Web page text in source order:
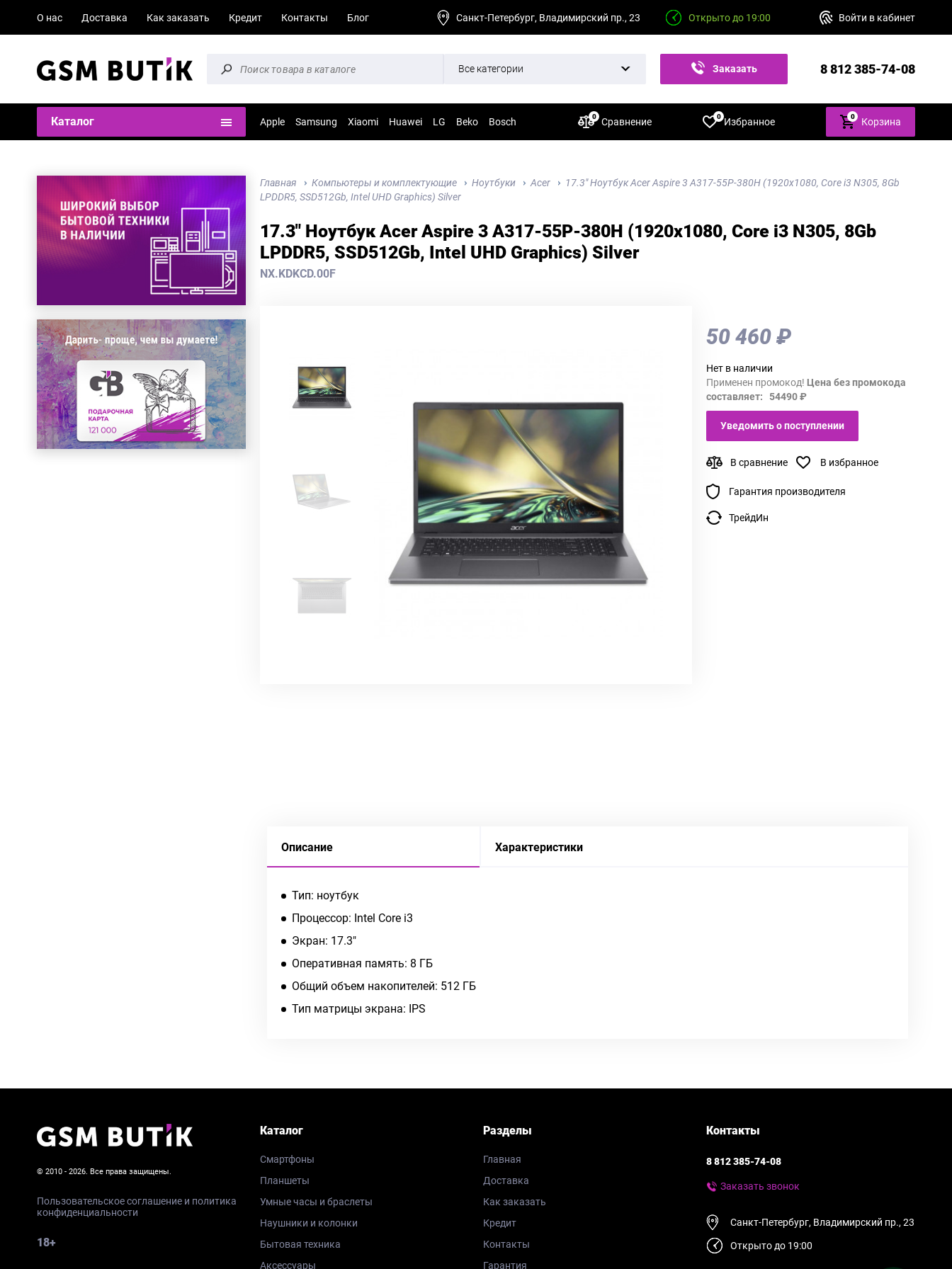
О нас Доставка Как заказать Кредит Контакты Блог Санкт-Петербург, Владимирский пр., 23 Открыто до 19:00 Войти в кабинет
Все категории Заказать 8 812 385-74-08
Каталог Apple Samsung Xiaomi Huawei LG Beko Bosch Сравнение
0 Избранное
0 0 Корзина
Главная Компьютеры и комплектующие Ноутбуки Acer
17.3" Ноутбук Acer Aspire 3 A317-55P-380H (1920х1080, Core i3 N305, 8Gb
LPDDR5, SSD512Gb, Intel UHD Graphics) Silver
17.3" Ноутбук Acer Aspire 3 A317-55P-380H (1920х1080, Core i3 N305, 8Gb
LPDDR5, SSD512Gb, Intel UHD Graphics) Silver
NX.KDKCD.00F
50 460 ₽
Нет в наличии
Применен промокод! Цена без промокода
составляет: 54490 ₽
Уведомить о поступлении
В сравнение В избранное
Гарантия производителя
ТрейдИн
Описание Характеристики
Тип: ноутбук
Процессор: Intel Core i3
Экран: 17.3"
Оперативная память: 8 ГБ
Общий объем накопителей: 512 ГБ
Тип матрицы экрана: IPS
© 2010 - 2026. Все права защищены.
Пользовательское соглашение и политика
конфиденциальности
18+
Каталог
Смартфоны
Планшеты
Умные часы и браслеты
Наушники и колонки
Бытовая техника
Аксессуары
Разделы
Главная
Доставка
Как заказать
Кредит
Контакты
Гарантия
Контакты
8 812 385-74-08
Заказать звонок
Санкт-Петербург, Владимирский пр., 23
Открыто до 19:00